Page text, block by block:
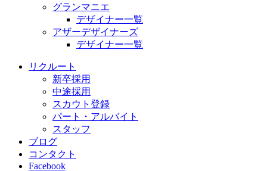
グランマニエ
デザイナー一覧
アザーデザイナーズ
デザイナー一覧
リクルート
新卒採用
中途採用
スカウト登録
パート・アルバイト
スタッフ
ブログ
コンタクト
Facebook